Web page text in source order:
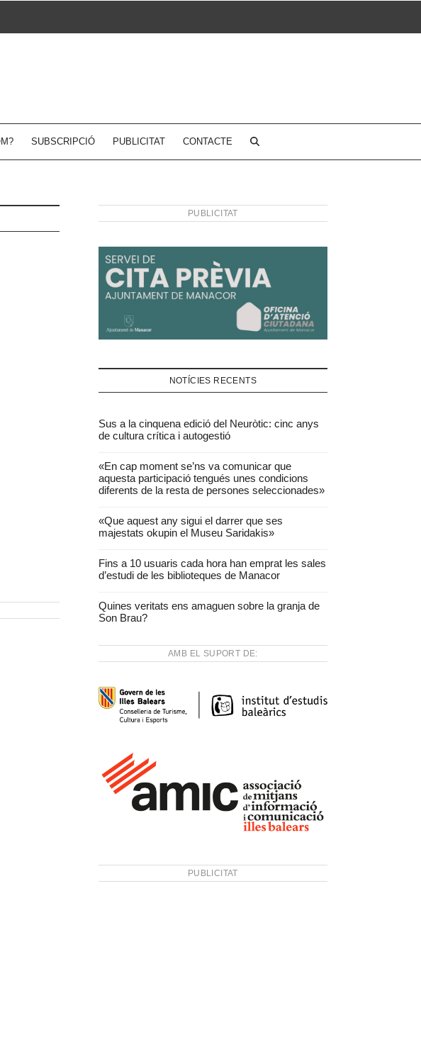
SUBSCRIPCIÓ PUBLICITAT CONTACTE
PUBLICITAT
NOTÍCIES RECENTS
Sus a la cinquena edició del Neuròtic: cinc anys
de cultura crítica i autogestió
«En cap moment se’ns va comunicar que
aquesta participació tengués unes condicions
diferents de la resta de persones seleccionades»
«Que aquest any sigui el darrer que ses
majestats okupin el Museu Saridakis»
Fins a 10 usuaris cada hora han emprat les sales
d’estudi de les biblioteques de Manacor
Quines veritats ens amaguen sobre la granja de
Son Brau?
AMB EL SUPORT DE:
PUBLICITAT